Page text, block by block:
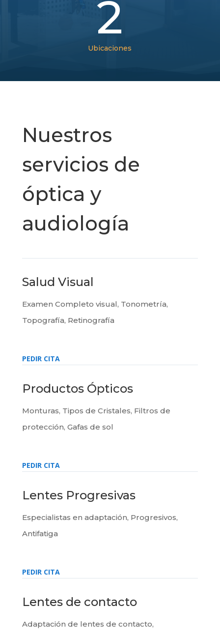
2
Ubicaciones
Nuestros
servicios de
óptica y
audiología
Salud Visual
Examen Completo visual, Tonometría,
Topografía, Retinografía
PEDIR CITA
Productos Ópticos
Monturas, Tipos de Cristales, Filtros de
protección, Gafas de sol
PEDIR CITA
Lentes Progresivas
Especialistas en adaptación, Progresivos,
Antifatiga
PEDIR CITA
Lentes de contacto
Adaptación de lentes de contacto,